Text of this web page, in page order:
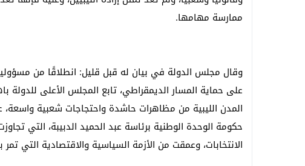
ممارسة مهامها.
وقال مجلس الدولة في بيان له قبل قليل: انطلاقًا من
على حماية المسار الديمقراطي، تابع المجلس الأعلى
المدن الليبية من مظاهرات حاشدة واحتجاجات شعبية واسعة،
حكومة الوحدة الوطنية برئاسة عبد الحميد الدبيبة، التي
الانتخابات، وعمقت من الأزمة السياسية والاقتصادية التي تمر